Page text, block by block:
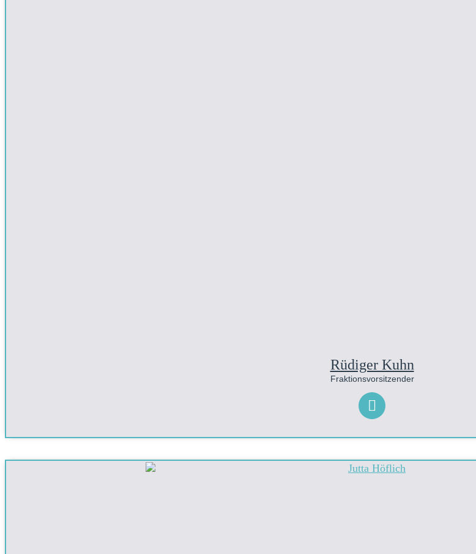
Rüdiger Kuhn
Fraktionsvorsitzender